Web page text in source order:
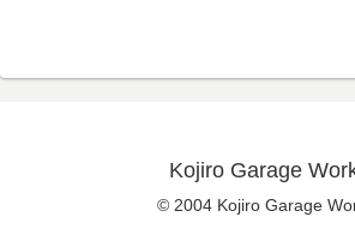
Kojiro Garage
© 2004 Kojiro Garage